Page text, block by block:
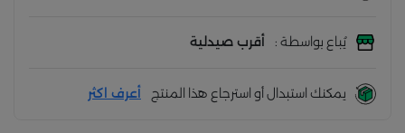
يُباع بواسطة : أقرب صيدلية
يمكنك استبدال أو استرجاع هذا المنتج أعرف اكثر